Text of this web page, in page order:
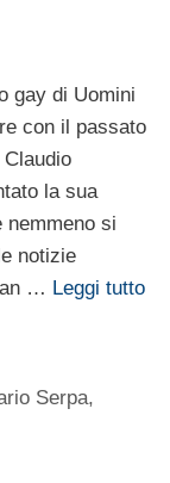
gay di Uomini
con il passato
la sua
nemmeno si
notizie
… Leggi tutto
Serpa,